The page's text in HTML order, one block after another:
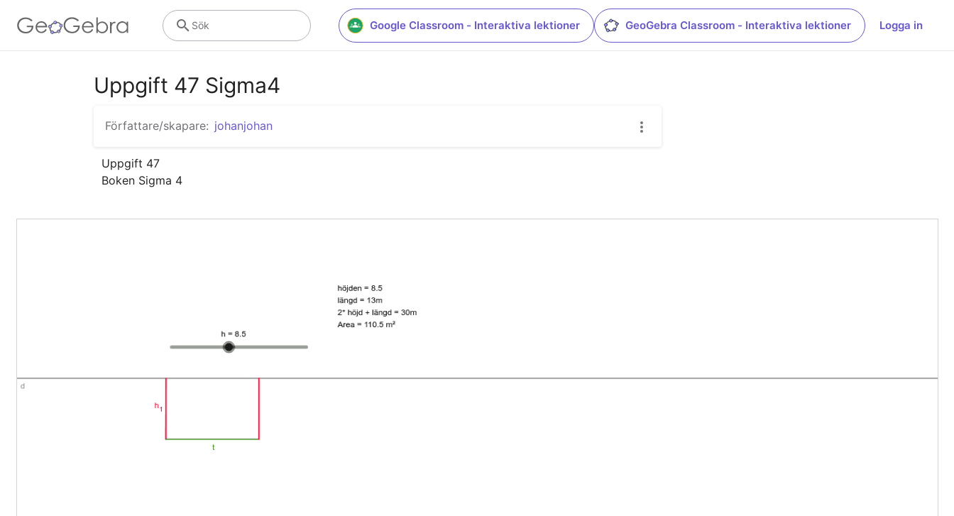
Google Classroom - Interaktiva lektioner GeoGebra Classroom - Interaktiva lektioner Logga in
Sök
Uppgift 47 Sigma4
Författare/skapare: johanjohan
Uppgift 47
Boken Sigma 4